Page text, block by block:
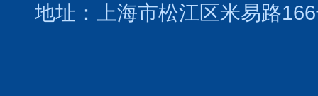
地址：上海市松江区米易路